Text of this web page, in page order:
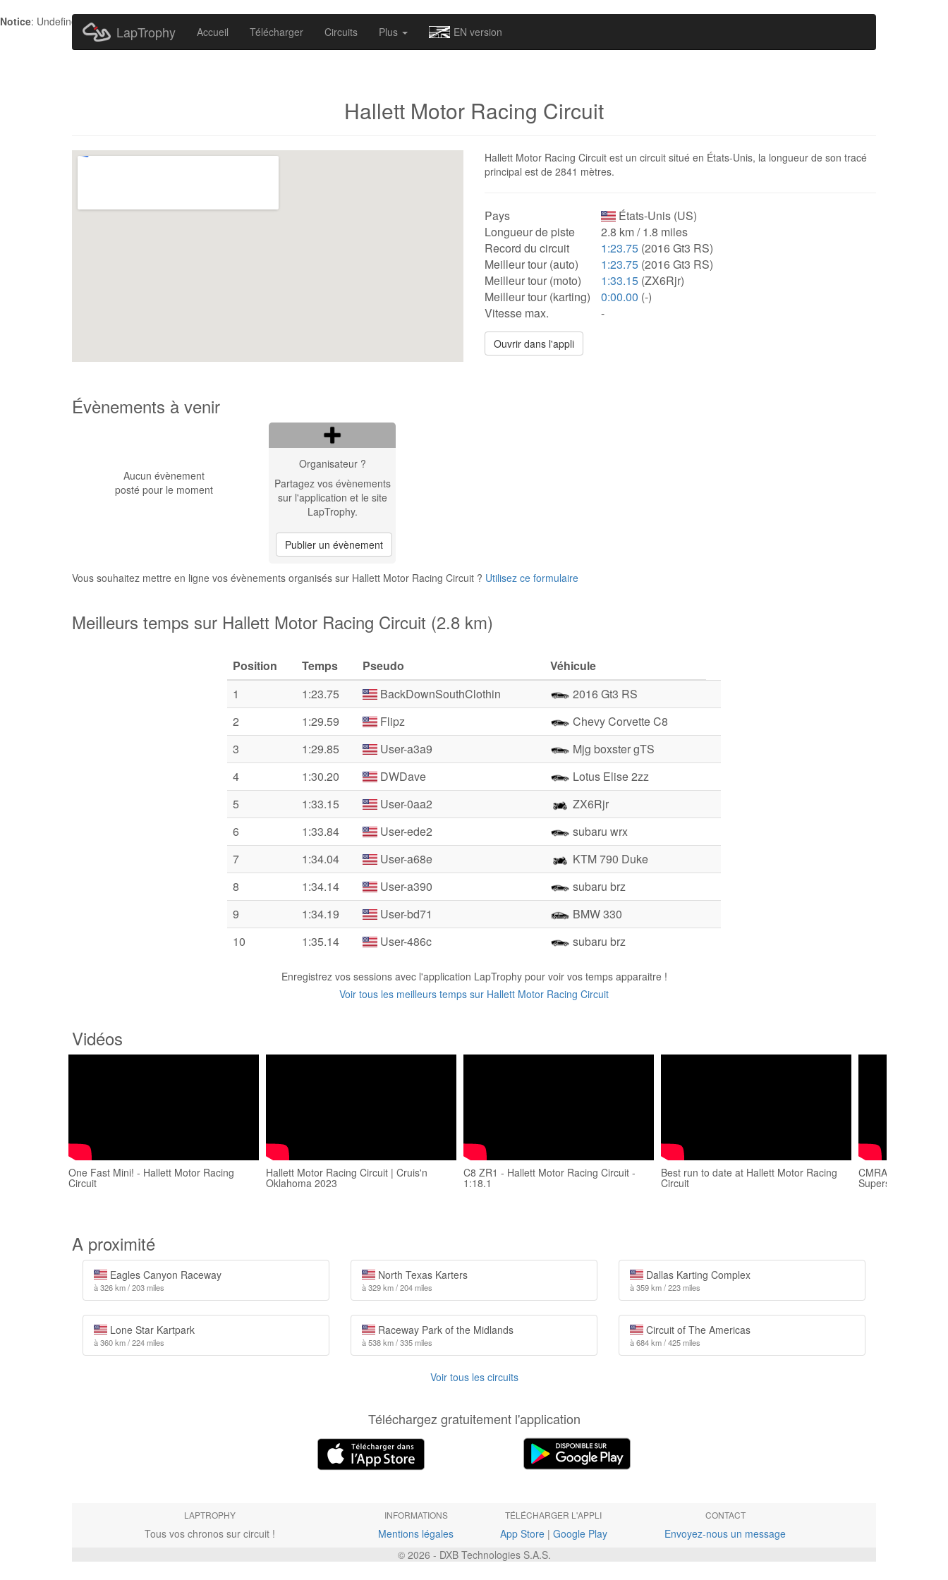
Notice: Undefined index: HTTP_ACCEPT_LANGUAGE in
LapTrophy Accueil Télécharger Circuits Plus EN version
Hallett Motor Racing Circuit
Hallett Motor Racing Circuit est un circuit situé en États-Unis, la longueur de son tracé
principal est de 2841 mètres.
Pays
États-Unis (US)
Longueur de piste
2.8 km / 1.8 miles
Record du circuit
1:23.75 (2016 Gt3 RS)
Meilleur tour (auto)
1:23.75 (2016 Gt3 RS)
Meilleur tour (moto)
1:33.15 (ZX6Rjr)
Meilleur tour (karting)
0:00.00 (-)
Vitesse max.
-
Ouvrir dans l'appli
Évènements à venir
Aucun évènement
posté pour le moment
Organisateur ?
Partagez vos évènements
sur l'application et le site
LapTrophy.
Publier un évènement
Vous souhaitez mettre en ligne vos évènements organisés sur Hallett Motor Racing Circuit ? Utilisez ce formulaire
Meilleurs temps sur Hallett Motor Racing Circuit (2.8 km)
Position Temps Pseudo
Véhicule
1
1:23.75 BackDownSouthClothin
2016 Gt3 RS
2
1:29.59 Flipz
Chevy Corvette C8
3
1:29.85 User-a3a9
Mjg boxster gTS
4
1:30.20 DWDave
Lotus Elise 2zz
5
1:33.15 User-0aa2
ZX6Rjr
6
1:33.84 User-ede2
subaru wrx
7
1:34.04 User-a68e
KTM 790 Duke
8
1:34.14 User-a390
subaru brz
9
1:34.19 User-bd71
BMW 330
10
1:35.14 User-486c subaru brz
Enregistrez vos sessions avec l'application LapTrophy pour voir vos temps apparaitre !
Voir tous les meilleurs temps sur Hallett Motor Racing Circuit
Vidéos
One Fast Mini! - Hallett Motor Racing
Circuit
Hallett Motor Racing Circuit | Cruis'n
Oklahoma 2023
C8 ZR1 - Hallett Motor Racing Circuit -
1:18.1
Best run to date at Hallett Motor Racing
Circuit
CMRA at Hallett
Superstock Novice
A proximité
Eagles Canyon Raceway
à 326 km / 203 miles
North Texas Karters
à 329 km / 204 miles
Dallas Karting Complex
à 359 km / 223 miles
Lone Star Kartpark
à 360 km / 224 miles
Raceway Park of the Midlands
à 538 km / 335 miles
Circuit of The Americas
à 684 km / 425 miles
Voir tous les circuits
Téléchargez gratuitement l'application
LAPTROPHY
Tous vos chronos sur circuit !
INFORMATIONS
Mentions légales
TÉLÉCHARGER L'APPLI
App Store| Google Play
CONTACT
Envoyez-nous un message
© 2026 - DXB Technologies S.A.S.